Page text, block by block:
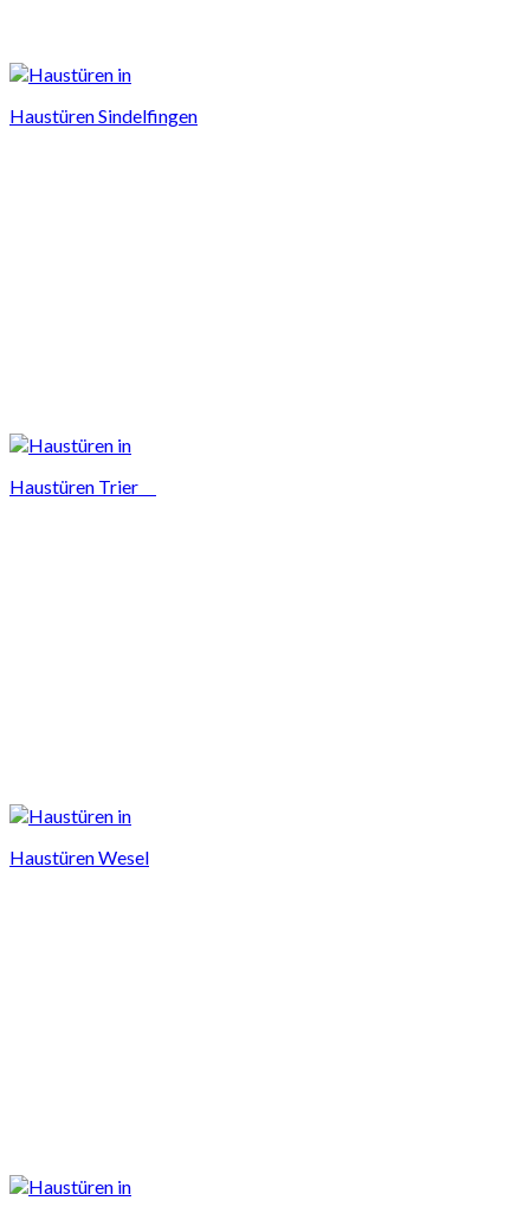
Haustüren Sindelfingen
Haustüren Trier
Haustüren Wesel